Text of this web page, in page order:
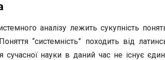
аналізу лежить сукупність
“системність” походить від
сучасної науки в даний час не існує